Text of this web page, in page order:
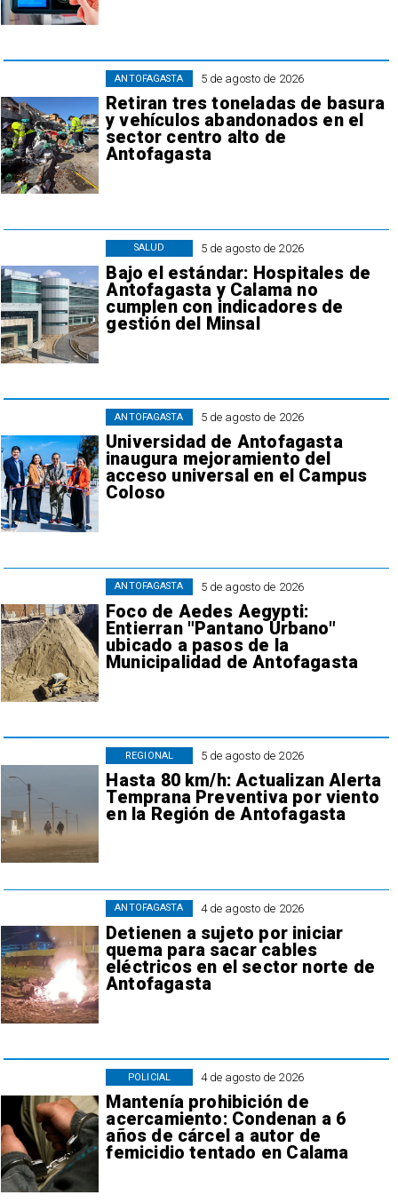
5 de agosto de 2026
Retiran tres toneladas de basura
y vehículos abandonados en el
sector centro alto de
Antofagasta
ANTOFAGASTA
5 de agosto de 2026
Bajo el estándar: Hospitales de
Antofagasta y Calama no
cumplen con indicadores de
gestión del Minsal
SALUD
5 de agosto de 2026
Universidad de Antofagasta
inaugura mejoramiento del
acceso universal en el Campus
Coloso
ANTOFAGASTA
5 de agosto de 2026
Foco de Aedes Aegypti:
Entierran "Pantano Urbano"
ubicado a pasos de la
Municipalidad de Antofagasta
ANTOFAGASTA
5 de agosto de 2026
Hasta 80 km/h: Actualizan Alerta
Temprana Preventiva por viento
en la Región de Antofagasta
REGIONAL
4 de agosto de 2026
Detienen a sujeto por iniciar
quema para sacar cables
eléctricos en el sector norte de
Antofagasta
ANTOFAGASTA
4 de agosto de 2026
Mantenía prohibición de
acercamiento: Condenan a 6
años de cárcel a autor de
femicidio tentado en Calama
POLICIAL